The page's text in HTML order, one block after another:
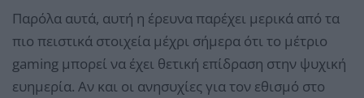
Παρόλα αυτά, αυτή η έρευνα παρέχει μερικά από τα
πιο πειστικά στοιχεία μέχρι σήμερα ότι το μέτριο
gaming μπορεί να έχει θετική επίδραση στην ψυχική
ευημερία. Αν και οι ανησυχίες για τον εθισμό στο